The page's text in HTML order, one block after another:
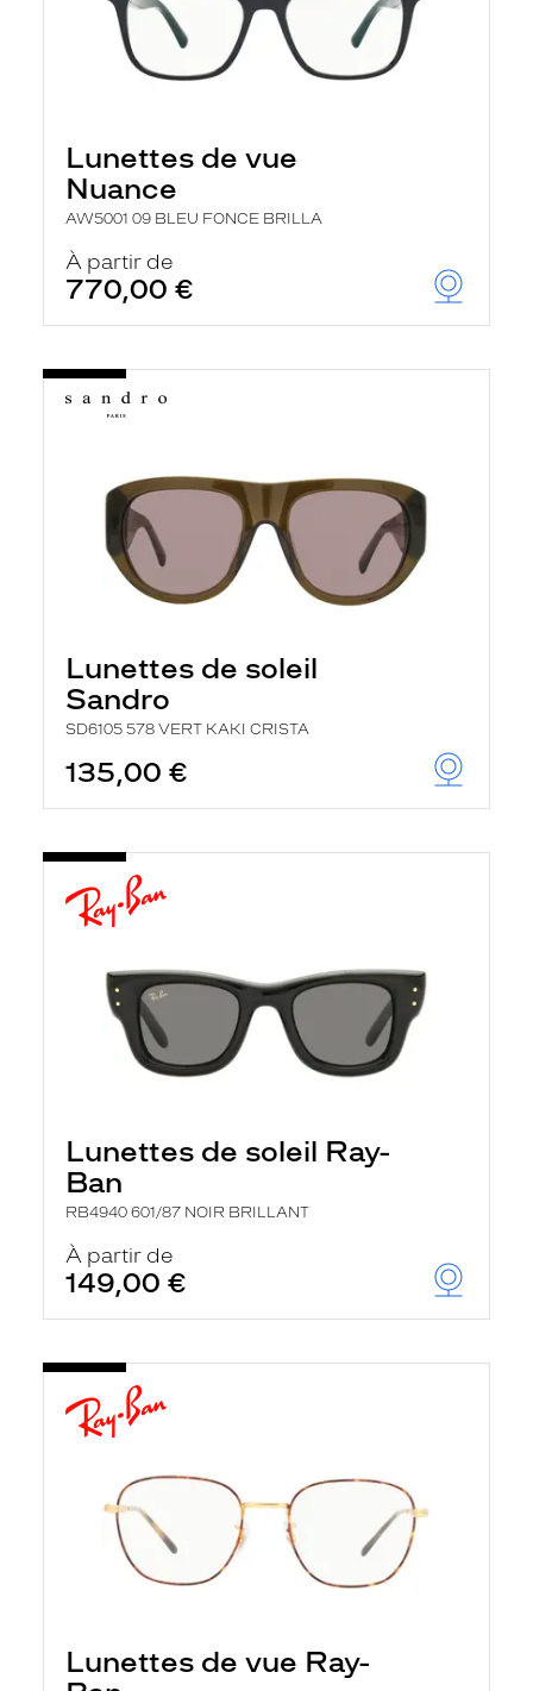
Lunettes de vue
Nuance
AW5001 09 BLEU FONCE BRILLA
À partir de
770,00 €
Lunettes de soleil
Sandro
SD6105 578 VERT KAKI CRISTA
135,00 €
Lunettes de soleil Ray-
Ban
RB4940 601/87 NOIR BRILLANT
À partir de
149,00 €
Lunettes de vue Ray-